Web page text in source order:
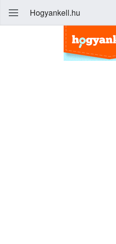
Hogyankell.hu